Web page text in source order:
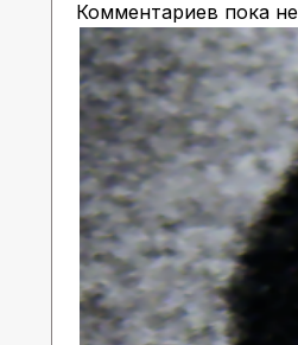
Комментариев пока